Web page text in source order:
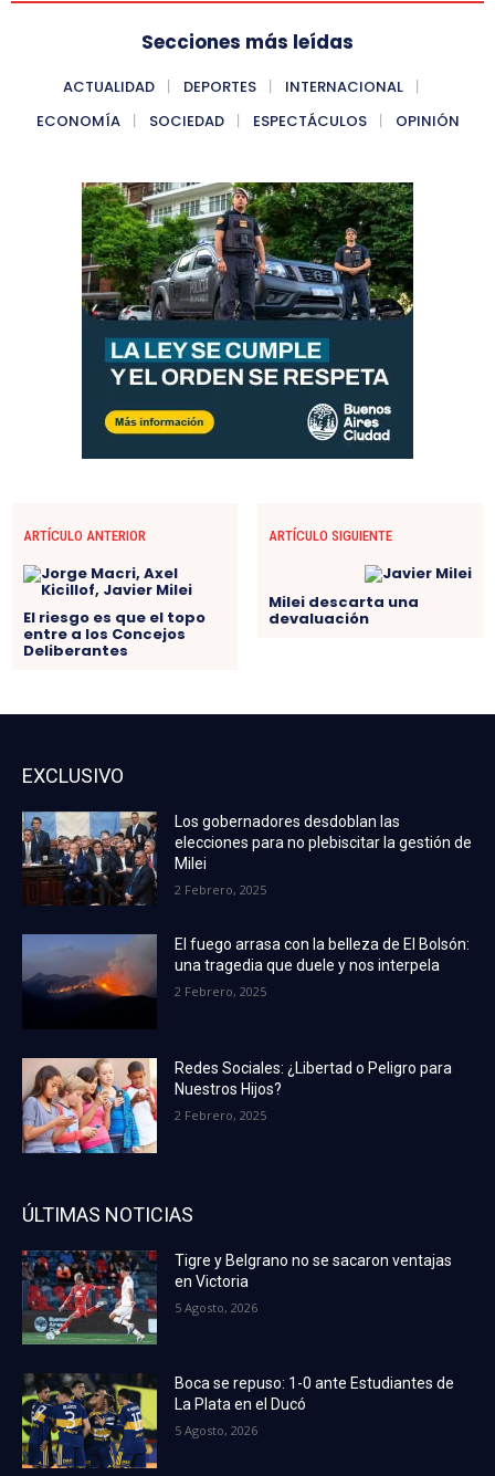
Secciones más leídas
ACTUALIDAD DEPORTES
INTERNACIONAL
ECONOMÍA
SOCIEDAD ESPECTÁCULOS OPINIÓN
ARTÍCULO ANTERIOR
El riesgo es que el topo
entre a los Concejos
Deliberantes
ARTÍCULO SIGUIENTE
Milei descarta una
devaluación
EXCLUSIVO
Los gobernadores desdoblan las
elecciones para no plebiscitar la gestión de
Milei
2 Febrero, 2025
El fuego arrasa con la belleza de El Bolsón:
una tragedia que duele y nos interpela
2 Febrero, 2025
Redes Sociales: ¿Libertad o Peligro para
Nuestros Hijos?
2 Febrero, 2025
ÚLTIMAS NOTICIAS
Tigre y Belgrano no se sacaron ventajas
en Victoria
5 Agosto, 2026
Boca se repuso: 1-0 ante Estudiantes de
La Plata en el Ducó
5 Agosto, 2026